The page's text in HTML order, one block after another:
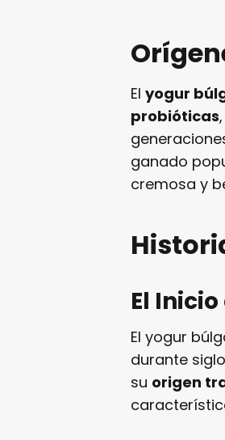
El yogur
probióticas
ganado
cremosa y
El
El yogur
durante
su origen